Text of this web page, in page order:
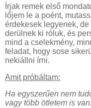
Írjak remek első
lőjem le a poént,
érdekesek legyenek,
derülnek ki róluk, és
mind a cselekmény,
feladat, hogy sose
nekiállni írni.
Amit próbáltam:
Ha egyszerűen nem
vagy több ötletem is